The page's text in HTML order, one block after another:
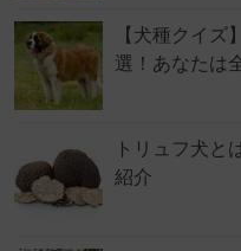
【犬種クイズ
選！あなたは
トリュフ犬と
紹介